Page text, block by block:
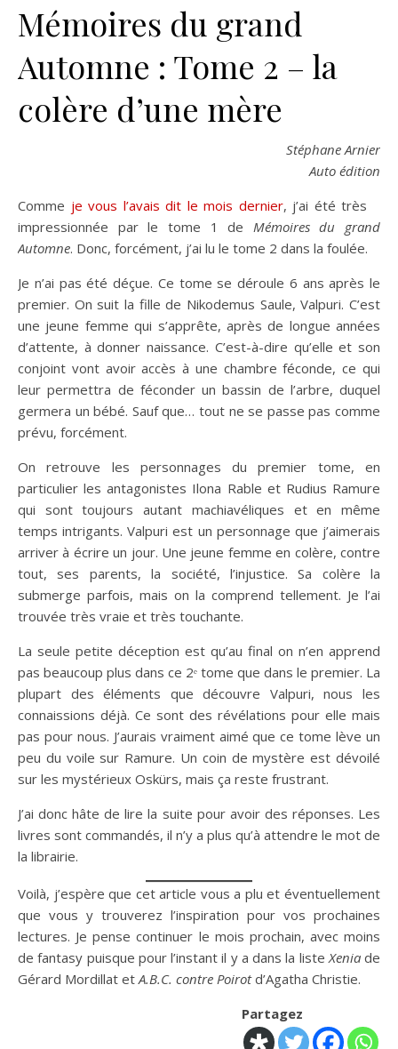
Mémoires du grand
Automne : Tome 2 – la
colère d’une mère
Stéphane Arnier
Auto édition
Comme je vous l’avais dit le mois dernier, j’ai été très
impressionnée par le tome 1 de Mémoires du grand
Automne. Donc, forcément, j’ai lu le tome 2 dans la foulée.
Je n’ai pas été déçue. Ce tome se déroule 6 ans après le
premier. On suit la fille de Nikodemus Saule, Valpuri. C’est
une jeune femme qui s’apprête, après de longue années
d’attente, à donner naissance. C’est-à-dire qu’elle et son
conjoint vont avoir accès à une chambre féconde, ce qui
leur permettra de féconder un bassin de l’arbre, duquel
germera un bébé. Sauf que… tout ne se passe pas comme
prévu, forcément.
On retrouve les personnages du premier tome, en
particulier les antagonistes Ilona Rable et Rudius Ramure
qui sont toujours autant machiavéliques et en même
temps intrigants. Valpuri est un personnage que j’aimerais
arriver à écrire un jour. Une jeune femme en colère, contre
tout, ses parents, la société, l’injustice. Sa colère la
submerge parfois, mais on la comprend tellement. Je l’ai
trouvée très vraie et très touchante.
La seule petite déception est qu’au final on n’en apprend
pas beaucoup plus dans ce 2ᵉ tome que dans le premier. La
plupart des éléments que découvre Valpuri, nous les
connaissions déjà. Ce sont des révélations pour elle mais
pas pour nous. J’aurais vraiment aimé que ce tome lève un
peu du voile sur Ramure. Un coin de mystère est dévoilé
sur les mystérieux Oskürs, mais ça reste frustrant.
J’ai donc hâte de lire la suite pour avoir des réponses. Les
livres sont commandés, il n’y a plus qu’à attendre le mot de
la librairie.
Voilà, j’espère que cet article vous a plu et éventuellement
que vous y trouverez l’inspiration pour vos prochaines
lectures. Je pense continuer le mois prochain, avec moins
de fantasy puisque pour l’instant il y a dans la liste Xeniade
Gérard Mordillat et A.B.C. contre Poirotd’Agatha Christie.
Partagez